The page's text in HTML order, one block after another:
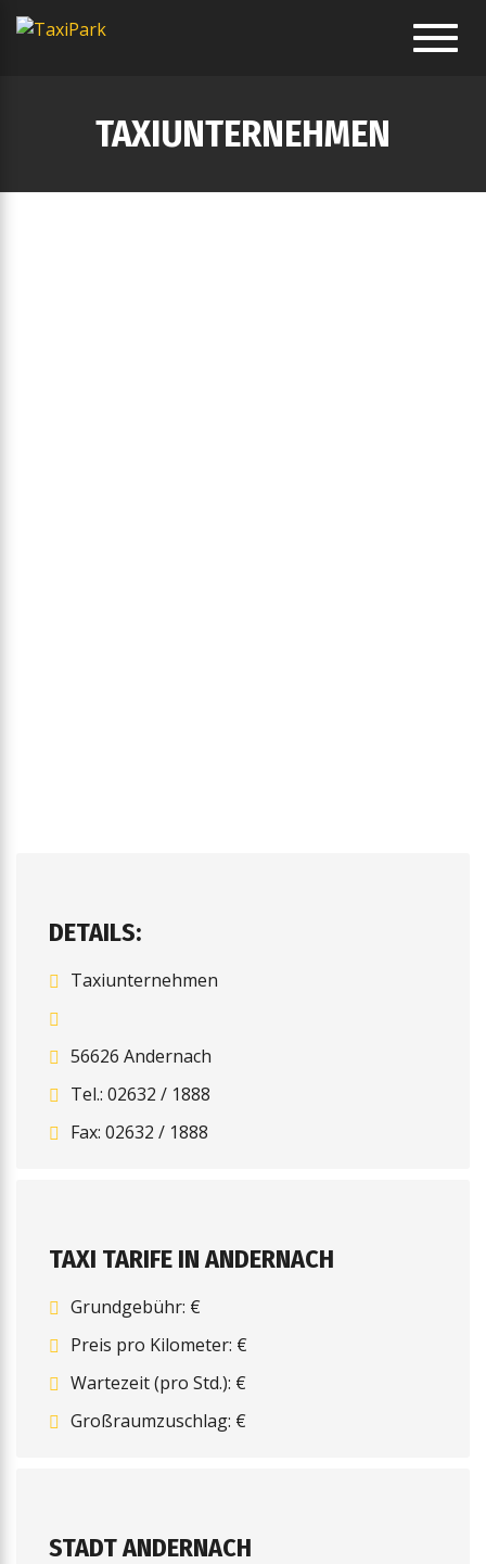
TAXIUNTERNEHMEN
DETAILS:
Taxiunternehmen
56626 Andernach
Tel.: 02632 / 1888
Fax: 02632 / 1888
TAXI TARIFE IN ANDERNACH
Grundgebühr: €
Preis pro Kilometer: €
Wartezeit (pro Std.): €
Großraumzuschlag: €
STADT ANDERNACH